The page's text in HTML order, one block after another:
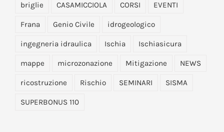
briglie CASAMICCIOLA CORSI EVENTI
Frana Genio Civile idrogeologico
ingegneria idraulica Ischia Ischiasicura
mappe microzonazione Mitigazione NEWS
ricostruzione Rischio SEMINARI SISMA
SUPERBONUS 110